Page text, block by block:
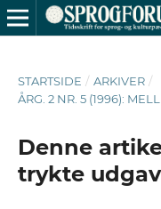
STARTSIDE / ARKIVER /
ÅRG. 2 NR. 5 (1996):
Denne
trykte